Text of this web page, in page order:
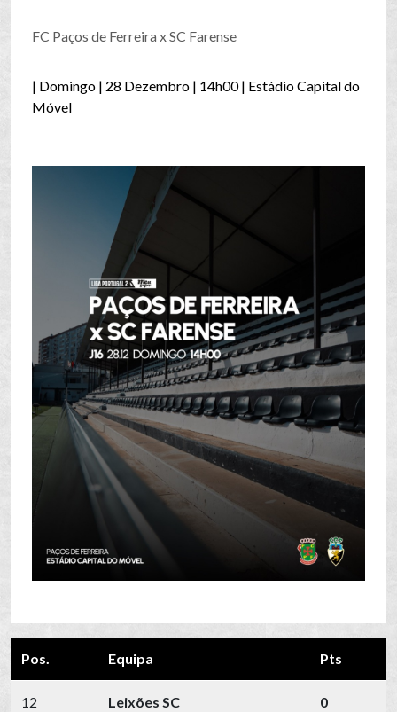
FC Paços de Ferreira x SC Farense
| Domingo | 28 Dezembro | 14h00 | Estádio Capital do
Móvel
Pos. Equipa Pts
12 Leixões SC 0